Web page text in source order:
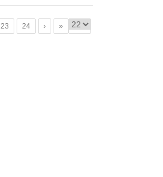
23 24 › »